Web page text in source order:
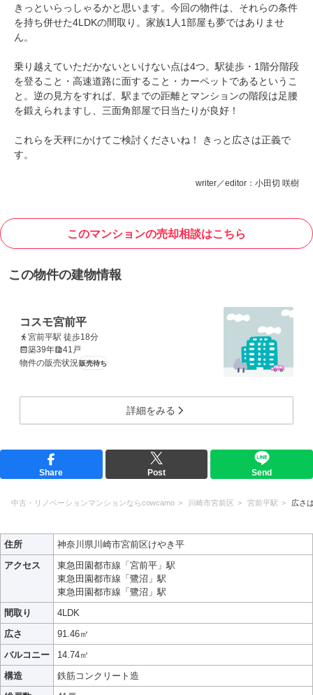
きっといらっしゃるかと思います。今回の物件は、それらの条件
を持ち併せた4LDKの間取り。家族1人1部屋も夢ではありませ
ん。
乗り越えていただかないといけない点は4つ。駅徒歩・1階分階段
を登ること・高速道路に面すること・カーペットであるというこ
と。逆の見方をすれば、駅までの距離とマンションの階段は足腰
を鍛えられますし、三面角部屋で日当たりが良好！
これらを天秤にかけてご検討くださいね！ きっと広さは正義で
す。
writer／editor：小田切 咲樹
このマンションの売却相談はこちら
この物件の建物情報
コスモ宮前平
宮前平駅 徒歩18分
築39年
41戸
物件の販売状況販売待ち
詳細をみる
Share Post Send
中古・リノベーションマンションならcowcamo 川崎市宮前区 宮前平駅 広さ
住所
神奈川県川崎市宮前区けやき平
アクセス
東急田園都市線「宮前平」駅
東急田園都市線「鷺沼」駅
東急田園都市線「鷺沼」駅
間取り
4LDK
広さ
91.46㎡
バルコニー
14.74㎡
構造
鉄筋コンクリート造